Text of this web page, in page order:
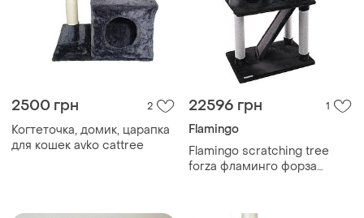
2500 грн 2
Когтеточка, домик, царапка
для кошек avko cattree
22596 грн 1
Flamingo
Flamingo scratching tree
forza фламинго форза